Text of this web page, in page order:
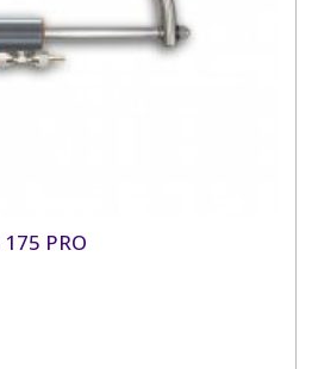
PRO